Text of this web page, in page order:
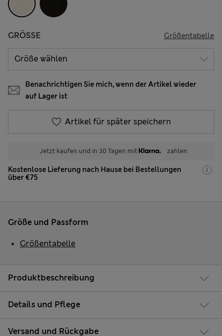
GRÖSSE Größentabelle
Benachrichtigen Sie mich, wenn der Artikel wieder
auf Lager ist
Artikel für später speichern
Jetzt kaufen und in 30 Tagen mit zahlen
Kostenlose Lieferung nach Hause bei Bestellungen
über €75
Produktbeschreibung
Details und Pflege
Versand und Rückgabe
Größe und Passform
Größentabelle